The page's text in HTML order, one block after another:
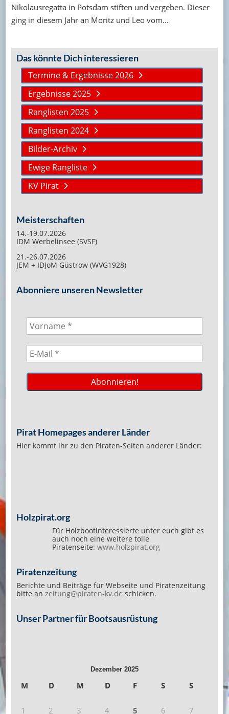
Nikolausregatta in Potsdam stiften und vergeben. Dieser
ging in diesem Jahr an Moritz und Leo vom...
Das könnte Dich interessieren
Termine & Ergebnisse 2026
Ergebnisse 2025
Ranglisten 2025
Ranglisten 2024
Bilder-Archiv
Ewige Rangliste
KV Pirat
Meisterschaften
14.-19.07.2026
IDM Werbelinsee (SVSF)
21.-26.07.2026
JEM + IDJoM Güstrow (WVG1928)
Abonniere unseren Newsletter
Pirat Homepages anderer Länder
Hier kommt ihr zu den Piraten-Seiten anderer Länder:
Holzpirat.org
Für Holzbootinteressierte unter euch gibt es
auch noch eine weitere tolle
Piratenseite: www.holzpirat.org
Piratenzeitung
Berichte und Beiträge für Webseite und Piratenzeitung
bitte an zeitung@piraten-kv.de schicken.
Unser Partner für Bootsausrüstung
Dezember 2025
M D M D F S S
1 2 3 4 5 6 7